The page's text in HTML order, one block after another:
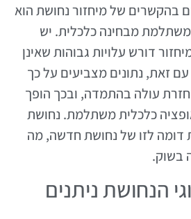
בהקשרים של מיחזור נחושת הוא
מבחינה כלכלית. יש
דורש עלויות גבוהות שאינן
זאת, נתונים מצביעים על כך
עולה בהתמדה, ובכך הופך
כלכלית משתלמת. נחושת
דומה לזו של נחושת חדשה, מה
בשוק.
כל סוגי הנחושת ניתנים